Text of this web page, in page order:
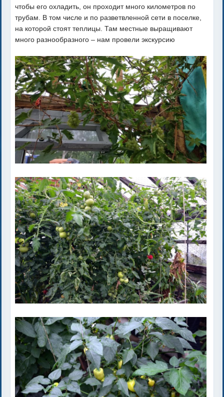
чтобы его охладить, он проходит много километров по
трубам. В том числе и по разветвленной сети в поселке,
на которой стоят теплицы. Там местные выращивают
много разнообразного – нам провели экскурсию